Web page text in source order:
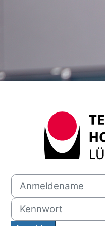
Anmelden
Anmeldename
Kennwort